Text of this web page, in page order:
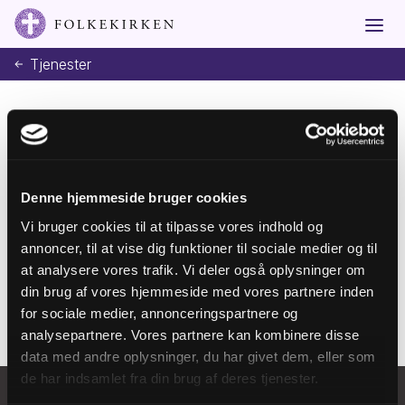
Denne hjemmeside bruger cookies
Vi bruger cookies til at tilpasse vores indhold og
annoncer, til at vise dig funktioner til sociale medier og til
at analysere vores trafik. Vi deler også oplysninger om
din brug af vores hjemmeside med vores partnere inden
for sociale medier, annonceringspartnere og
analysepartnere. Vores partnere kan kombinere disse
data med andre oplysninger, du har givet dem, eller som
de har indsamlet fra din brug af deres tjenester.
Tjenester
nyhedsbrev
Tilmeld